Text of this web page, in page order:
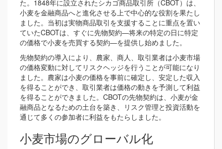
た。1848年に設立されたシカゴ商品取引所（CBOT）は、
小麦を金融商品へと進化させる上で中心的な役割を果たし
ました。当初は実物商品取引を支援することに重点を置い
ていたCBOTは、すぐに先物契約—将来の特定の日に特定
の価格で小麦を売買する契約—を提供し始めました。
先物契約の導入により、農家、商人、取引業者は小麦市場
の価格変動に対してリスクヘッジを行うことが可能になり
ました。農家は小麦の価格を事前に確定し、安定した収入
を得ることができ、取引業者は価格の動きを予測して利益
を得ることができました。CBOTの先物契約は、小麦が金
融商品となるための土台を築き、リスク管理と投資活動を
通じて多くの参加者に利益をもたらしました。
小麦市場のグローバル化